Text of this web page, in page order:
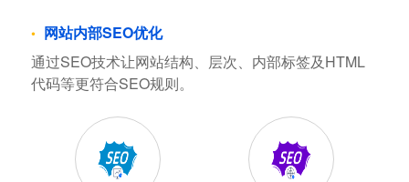
网站内部SEO优化
通过SEO技术让网站结构、层次、内部标签及HTML
代码等更符合SEO规则。